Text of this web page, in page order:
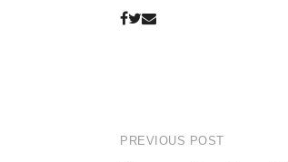
PREVIOUS POST